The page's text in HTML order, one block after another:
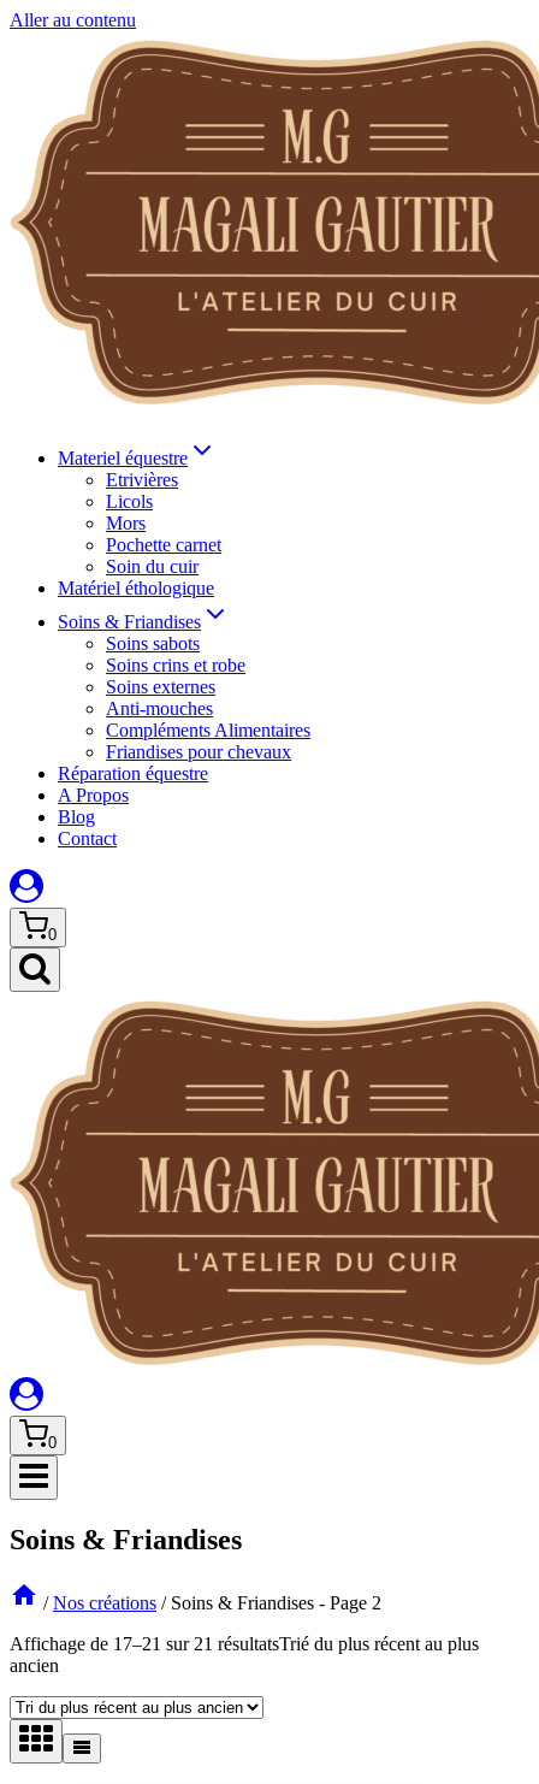
Aller au contenu
Materiel équestre
Etrivières
Licols
Mors
Pochette carnet
Soin du cuir
Matériel éthologique
Soins & Friandises
Soins sabots
Soins crins et robe
Soins externes
Anti-mouches
Compléments Alimentaires
Friandises pour chevaux
Réparation équestre
A Propos
Blog
Contact
0
0
Soins & Friandises
/ Nos créations / Soins & Friandises - Page 2
Affichage de 17–21 sur 21 résultatsTrié du plus récent au plus
ancien